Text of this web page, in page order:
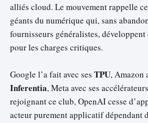
alliés cloud. Le mouvement rappelle
géants du numérique qui, sans
fournisseurs généralistes, développent
pour les charges critiques.
Google l’a fait avec ses TPU, Amazon
Inferentia, Meta avec ses
rejoignant ce club, OpenAI cesse
acteur purement applicatif dépendant